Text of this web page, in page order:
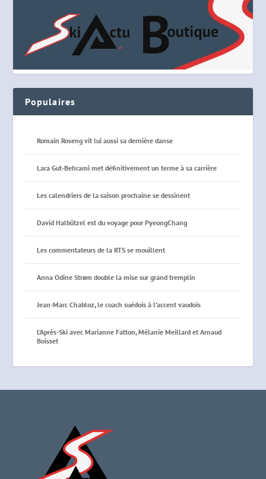
Populaires
Romain Roseng vit lui aussi sa dernière danse
Lara Gut-Behrami met définitivement un terme à sa carrière
Les calendriers de la saison prochaine se dessinent
David Halbützel est du voyage pour PyeongChang
Les commentateurs de la RTS se mouillent
Anna Odine Strøm double la mise sur grand tremplin
Jean-Marc Chabloz, le coach suédois à l’accent vaudois
L’Après-Ski avec Marianne Fatton, Mélanie Meillard et Arnaud
Boisset